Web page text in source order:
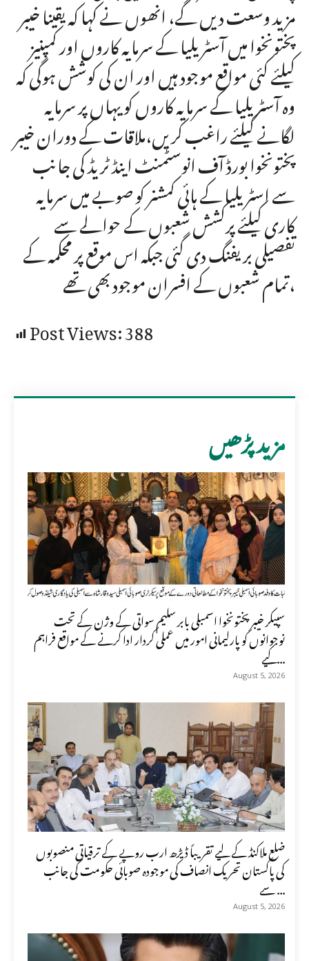
مزید وسعت دیں گے، انھوں نے کہا کہ یقینا خیبر
پختونخوا میں آسٹریلیا کے سرمایہ کاروں اور کمپنیز
کیلئے کئی مواقع موجود ہیں اور ان کی کوشش ہوگی کہ
وہ آسٹریلیا کے سرمایہ کاروں کو یہاں پر سرمایہ
لگانے کیلئے راغب کریں،ملاقات کے دوران خیبر
پختونخوا بورڈ آف انوسٹمنٹ اینڈ ٹریڈ کی جانب
سے اسٹریلیا کے ہائی کمشنر کو صوبے میں سرمایہ
کاری کیلئے پرکشش شعبوں کے حوالے سے
تفصیلی بریفنگ دی گئی جبکہ اس موقع پر محکمہ کے
تمام شعبوں کے افسران موجود بھی تھے،
Post Views:388
مزید پڑھیں
سپیکر خیبر پختونخوا اسمبلی بابر سلیم سواتی کے وژن کے تحت
نوجوانوں کو پارلیمانی امور میں عملی کردار ادا کرنے کے مواقع فراہم
کیے...
August 5, 2026
ضلع ملاکنڈ کے لیے تقریباً ڈیڑھ ارب روپے کے ترقیاتی منصوبوں
کی پاکستان تحریک انصاف کی موجودہ صوبائی حکومت کی جانب
سے ...
August 5, 2026